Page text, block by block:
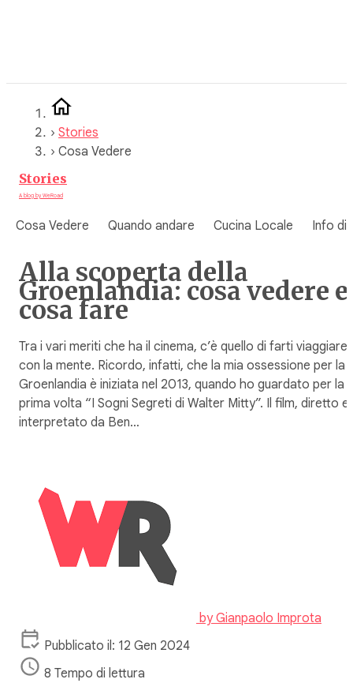
› Stories
› Cosa Vedere
Stories
A blog by WeRoad
Cosa Vedere Quando andare Cucina Locale Info di
Alla scoperta della
Groenlandia: cosa vedere e
cosa fare
Tra i vari meriti che ha il cinema, c’è quello di farti viaggiare
con la mente. Ricordo, infatti, che la mia ossessione per la
Groenlandia è iniziata nel 2013, quando ho guardato per la
prima volta “I Sogni Segreti di Walter Mitty”. Il film, diretto e
interpretato da Ben…
byGianpaolo Improta
Pubblicato il: 12 Gen 2024
8 Tempo di lettura